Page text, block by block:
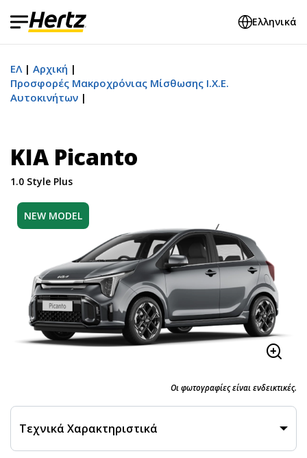
Ελληνικά
ΕΛ
Αρχική
Προσφορές Μακροχρόνιας Μίσθωσης Ι.Χ.Ε.
Αυτοκινήτων
KIA Picanto
1.0 Style Plus
NEW MODEL
Οι φωτογραφίες είναι ενδεικτικές.
Τεχνικά Χαρακτηριστικά